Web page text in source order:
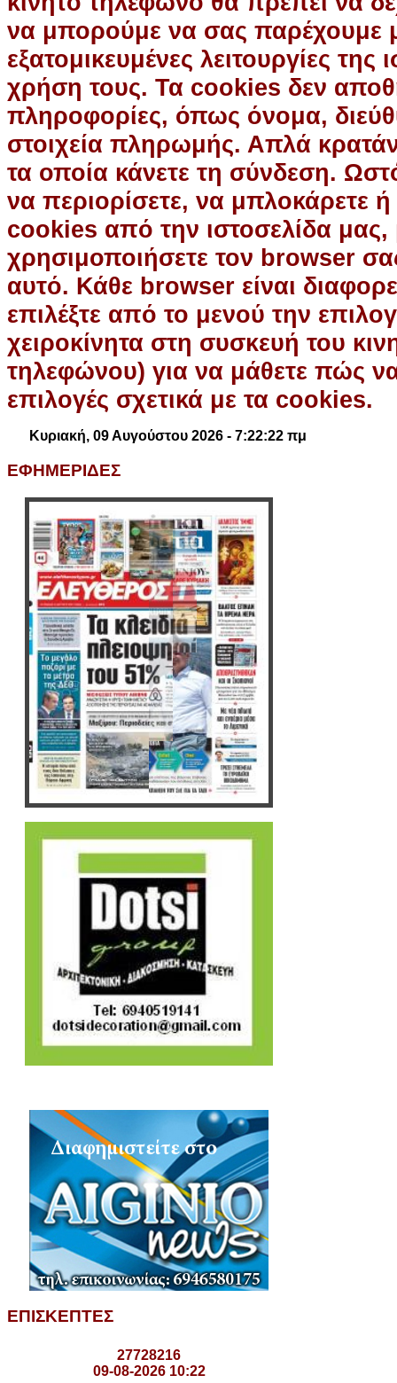
να μπορούμε να σας παρέχουμε
εξατομικευμένες λειτουργίες της
χρήση τους. Τα cookies δεν
πληροφορίες, όπως όνομα,
στοιχεία πληρωμής. Απλά
τα οποία κάνετε τη σύνδεση.
να περιορίσετε, να μπλοκάρετε
cookies από την ιστοσελίδα μας,
χρησιμοποιήσετε τον browser
αυτό. Κάθε browser είναι
επιλέξτε από το μενού την
χειροκίνητα στη συσκευή του
τηλεφώνου) για να μάθετε πώς να
επιλογές σχετικά με τα cookies.
Κυριακή, 09 Αυγούστου 2026 - 7:22:23 πμ
ΕΦΗΜΕΡΙΔΕΣ
ΕΠΙΣΚΕΠΤΕΣ
27728216
09-08-2026 10:22